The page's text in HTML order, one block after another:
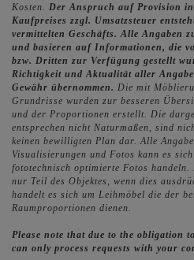
Kosten. Der Anspruch auf Provision in
Kaufpreises zzgl. Umsatzsteuer
vermittelten Geschäfts.Alle Angaben
und basieren auf Informationen, die
bzw. Dritten zur Verfügung gestellt
Richtigkeit und Aktualität aller
Gewähr übernommen. Die mit
Grundrisse wurden zur besseren
und der Proportionen erstellt. Die
entsprechen nicht Naturmaßen, sind
keinen bewilligten Plan dar. Alle
Visualisierungen und Fotos kann es
fototechnisch optimierte Fotos
nur Teil des Objektes, wenn dies
handelt es sich um Leihmöbel die der
Raumproportionen dienen.
Please note that due to the obligation
can only process requests with your